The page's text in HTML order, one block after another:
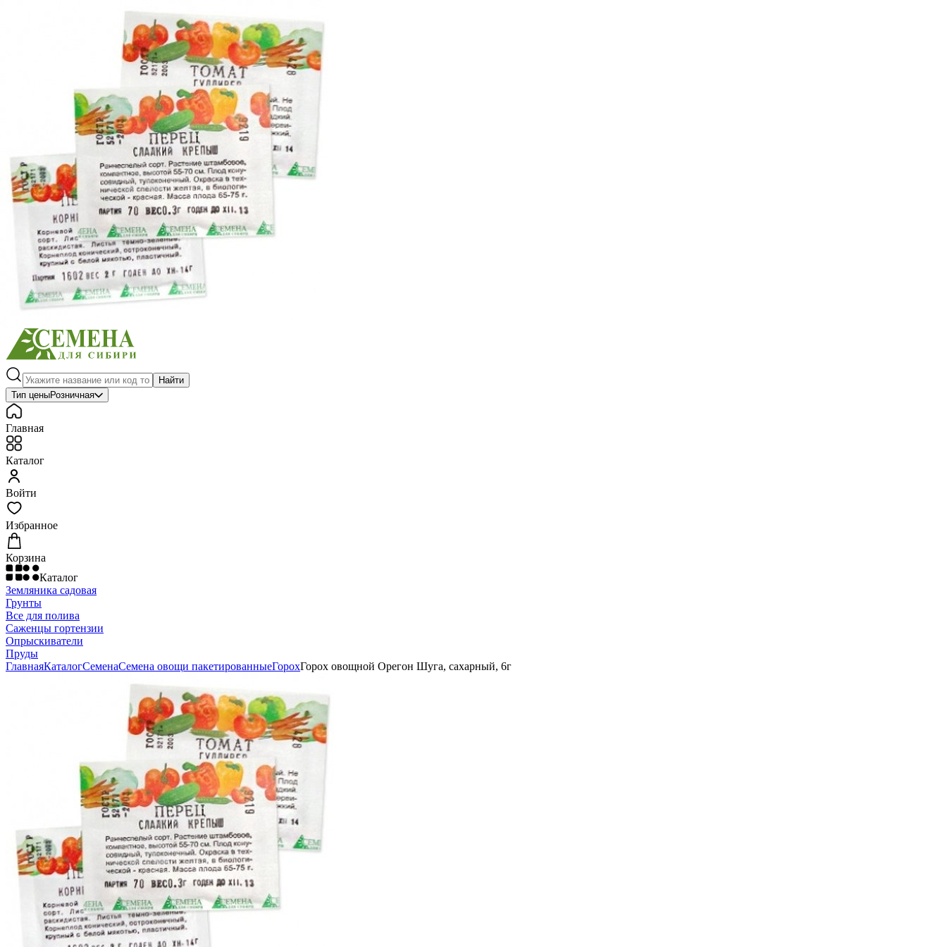
Заказать обратный звонок
Газонные травы, сидераты
Горшки, рассадники, аксессуары
Посадочный материал
Садовый инструмент, инвентарь
Консервирование
Средства защиты, удобрения, добавки, химия
Обустройство сада, декор
Найти
Тип ценыРозничная
Главная
Каталог
Войти
Избранное
Корзина
Каталог
Земляника садовая
Грунты
Все для полива
Саженцы гортензии
Опрыскиватели
Пруды
ГлавнаяКаталогСеменаСемена овощи пакетированныеГорохГорох овощной Орегон Шуга, сахарный, 6г